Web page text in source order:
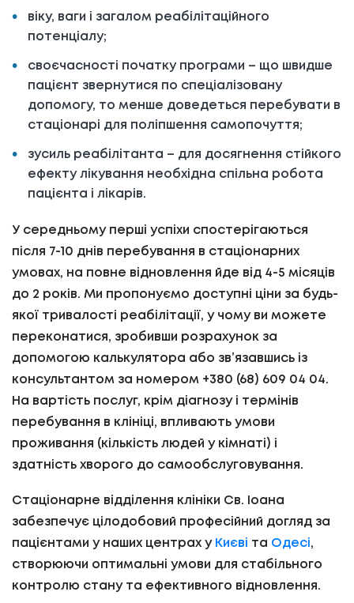
віку, ваги і загалом реабілітаційного
потенціалу;
своєчасності початку програми – що швидше
пацієнт звернутися по спеціалізовану
допомогу, то менше доведеться перебувати в
стаціонарі для поліпшення самопочуття;
зусиль реабілітанта – для досягнення стійкого
ефекту лікування необхідна спільна робота
пацієнта і лікарів.
У середньому перші успіхи спостерігаються
після 7-10 днів перебування в стаціонарних
умовах, на повне відновлення йде від 4-5 місяців
до 2 років. Ми пропонуємо доступні ціни за будь-
якої тривалості реабілітації, у чому ви можете
переконатися, зробивши розрахунок за
допомогою калькулятора або зв’язавшись із
консультантом за номером +380 (68) 609 04 04.
На вартість послуг, крім діагнозу і термінів
перебування в клініці, впливають умови
проживання (кількість людей у кімнаті) і
здатність хворого до самообслуговування.
Стаціонарне відділення клініки Св. Іоана
забезпечує цілодобовий професійний догляд за
пацієнтами у наших центрах у Києві та Одесі,
створюючи оптимальні умови для стабільного
контролю стану та ефективного відновлення.